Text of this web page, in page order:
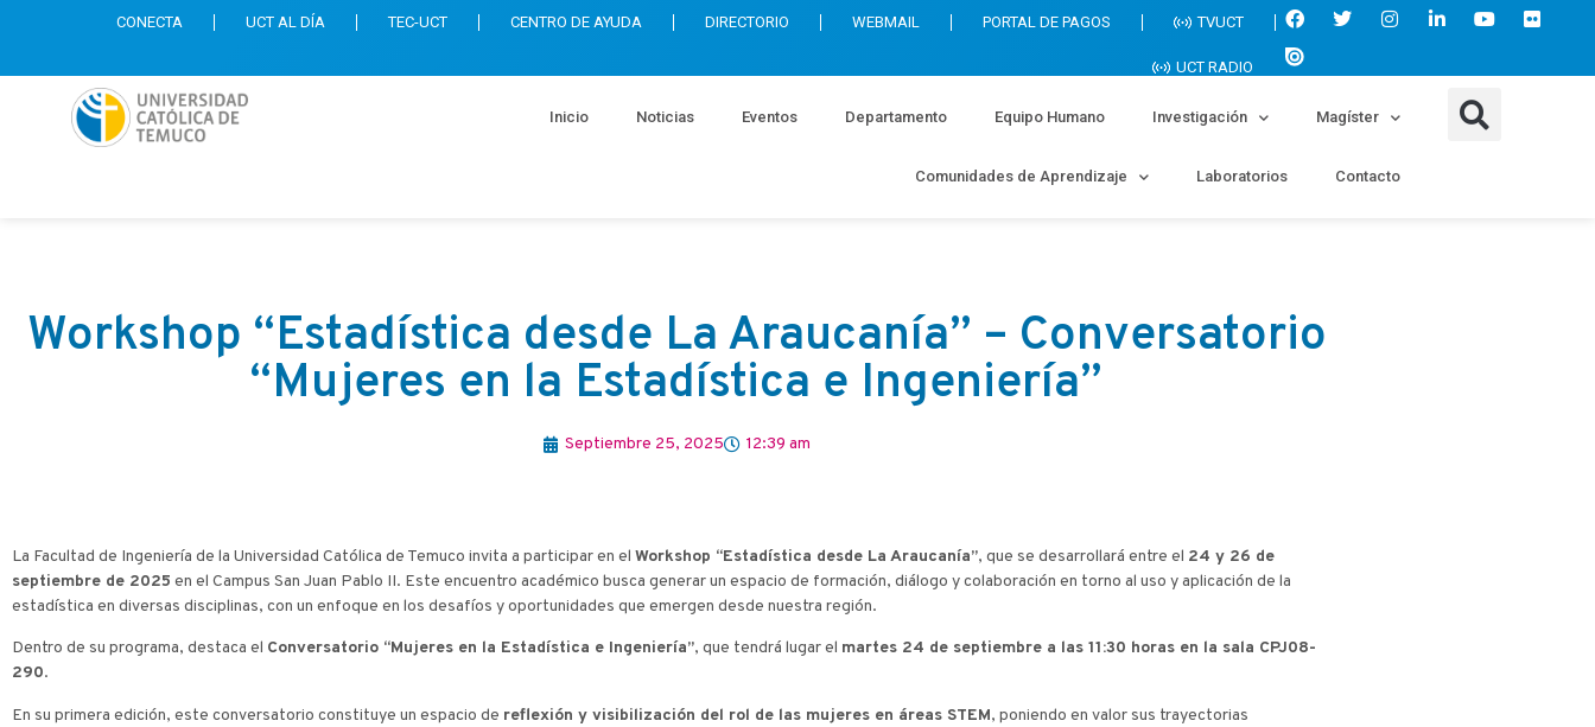
CONECTA UCT AL DÍA TEC-UCT CENTRO DE AYUDA DIRECTORIO WEBMAIL PORTAL DE PAGOS TVUCT
UCT RADIO
Inicio Noticias Eventos Departamento Equipo Humano Investigación Magíster
Comunidades de Aprendizaje Laboratorios Contacto
Workshop “Estadística desde La Araucanía” – Conversatorio
“Mujeres en la Estadística e Ingeniería”
Septiembre 25, 2025 12:39 am
La Facultad de Ingeniería de la Universidad Católica de Temuco invita a participar en el Workshop “Estadística desde La Araucanía”, que se desarrollará entre el 24 y 26 de
septiembre de 2025 en el Campus San Juan Pablo II. Este encuentro académico busca generar un espacio de formación, diálogo y colaboración en torno al uso y aplicación de la
estadística en diversas disciplinas, con un enfoque en los desafíos y oportunidades que emergen desde nuestra región.
Dentro de su programa, destaca el Conversatorio “Mujeres en la Estadística e Ingeniería”, que tendrá lugar el martes 24 de septiembre a las 11:30 horas en la sala CPJ08-
290.
En su primera edición, este conversatorio constituye un espacio de reflexión y visibilización del rol de las mujeres en áreas STEM, poniendo en valor sus trayectorias